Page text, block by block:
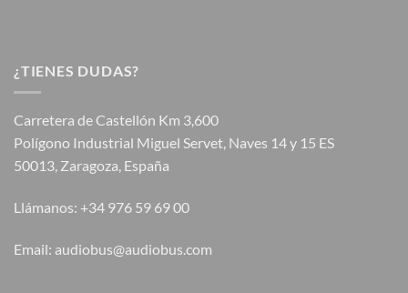
¿TIENES DUDAS?
Carretera de Castellón Km 3,600
Polígono Industrial Miguel Servet, Naves 14 y 15 ES
50013, Zaragoza, España
Llámanos: +34 976 59 69 00
Email: audiobus@audiobus.com